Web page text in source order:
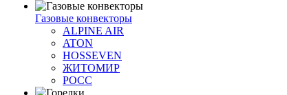
Газовые конвекторы
ALPINE AIR
ATON
HOSSEVEN
ЖИТОМИР
РОСС